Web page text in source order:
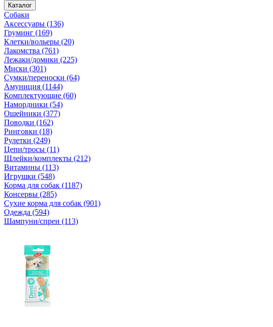
Каталог
Собаки
Аксессуары (136)
Груминг (169)
Клетки/вольеры (20)
Лакомства (761)
Лежаки/домики (225)
Миски (301)
Сумки/переноски (64)
Амуниция (1144)
Комплектующие (60)
Намордники (54)
Ошейники (377)
Поводки (162)
Ринговки (18)
Рулетки (249)
Цепи/тросы (11)
Шлейки/комплекты (212)
Витамины (113)
Игрушки (548)
Корма для собак (1187)
Консервы (285)
Сухие корма для собак (901)
Одежда (594)
Шампуни/спреи (113)